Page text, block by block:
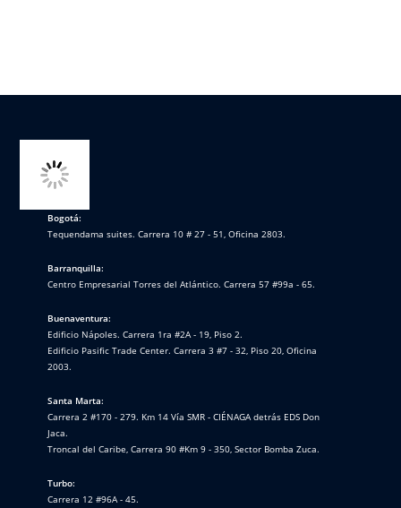
Bogotá:
Tequendama suites. Carrera 10 # 27 - 51, Oficina 2803.
Barranquilla:
Centro Empresarial Torres del Atlántico. Carrera 57 #99a - 65.
Buenaventura:
Edificio Nápoles. Carrera 1ra #2A - 19, Piso 2.
Edificio Pasific Trade Center. Carrera 3 #7 - 32, Piso 20, Oficina
2003.
Santa Marta:
Carrera 2 #170 - 279. Km 14 Vía SMR - CIÉNAGA detrás EDS Don
Jaca.
Troncal del Caribe, Carrera 90 #Km 9 - 350, Sector Bomba Zuca.
Turbo:
Carrera 12 #96A - 45.